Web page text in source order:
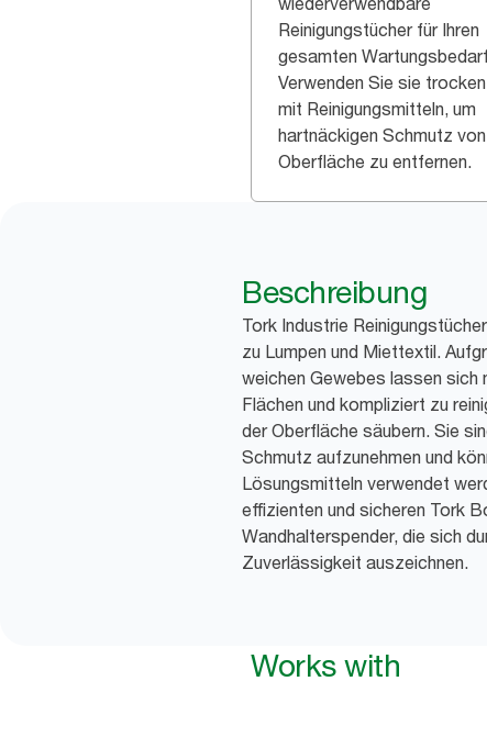
Reinigungstücher für Ihren
gesamten
Verwenden Sie sie
mit Reinigungsmitteln, um
hartnäckigen Schmutz
Oberfläche zu entfernen.
Beschreibung
Tork Industrie
zu Lumpen und Miettextil.
weichen Gewebes lassen sich
Flächen und kompliziert zu
der Oberfläche säubern. Sie
Schmutz aufzunehmen und
Lösungsmitteln verwendet
effizienten und sicheren Tork
Wandhalterspender, die sich
Zuverlässigkeit auszeichnen.
Works with